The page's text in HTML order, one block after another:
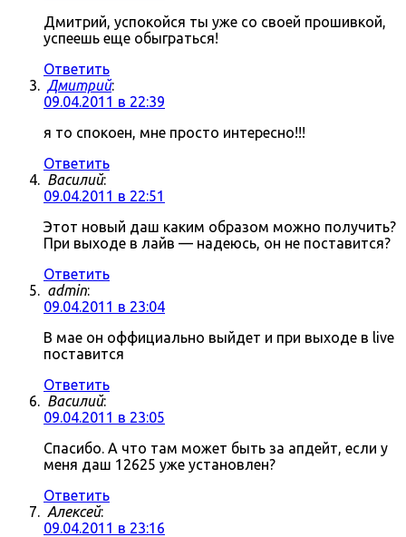
Дмитрий, успокойся ты уже со своей прошивкой,
успеешь еще обыграться!
Ответить
Дмитрий:
09.04.2011 в 22:39
я то спокоен, мне просто интересно!!!
Ответить
Василий:
09.04.2011 в 22:51
Этот новый даш каким образом можно получить?
При выходе в лайв — надеюсь, он не поставится?
Ответить
admin:
09.04.2011 в 23:04
В мае он оффициально выйдет и при выходе в live
поставится
Ответить
Василий:
09.04.2011 в 23:05
Спасибо. А что там может быть за апдейт, если у
меня даш 12625 уже установлен?
Ответить
Алексей:
09.04.2011 в 23:16